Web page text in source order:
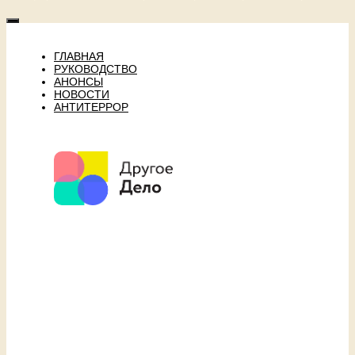
ГЛАВНАЯ
РУКОВОДСТВО
АНОНСЫ
НОВОСТИ
АНТИТЕРРОР